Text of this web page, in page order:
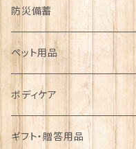
インテリア
カゴ・バスケット
エコバッグ
花瓶
服飾雑貨
帽子
アクセサリー
マフラー・ストール
キッチン雑貨
食器
お箸
ガーデン雑貨
ジョウロ
ステーショナリー
アウター
コート
ダウン
ジャケット
トップス
長袖
半袖
ボトムス
スカート
ワンピース・チュニック
防災備蓄
防災用品
下着
食器・カトラリー
食料
パックご飯
飲料
ペット用品
ドライフード
犬用
ウェットフード
ボディケア
基礎化粧品
ギフト・贈答用品